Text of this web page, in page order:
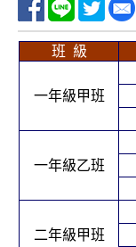
班 級
一年級甲班
一年級乙班
二年級甲班